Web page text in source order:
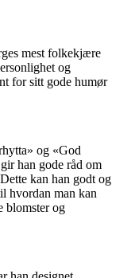
mest folkekjære
og
for sitt gode humør
og «God
han gode råd om
kan han godt og
hvordan man kan
blomster og